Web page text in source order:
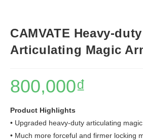
CAMVATE Heavy-
Articulating Magic
800,000₫
Product Highlights
• Upgraded heavy-duty articulating
• Much more forceful and firmer locking